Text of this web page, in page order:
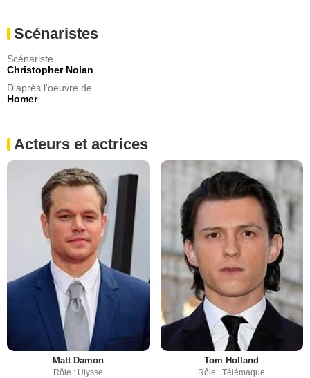
Scénaristes
Scénariste
Christopher Nolan
D'après l'oeuvre de
Homer
Acteurs et actrices
Matt Damon
Rôle : Ulysse
Tom Holland
Rôle : Télémaque